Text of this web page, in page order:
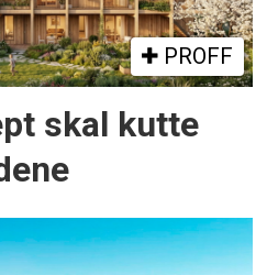
PROFF
skal kutte